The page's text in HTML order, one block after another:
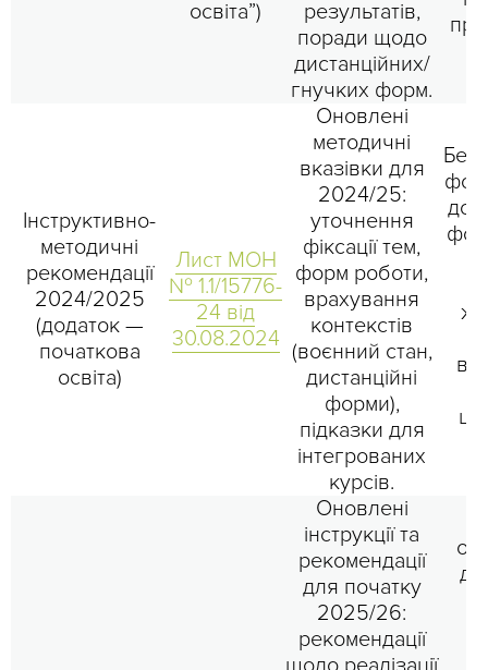
освіта”)
результатів,
поради щодо
дистанційних/
гнучких форм.
Інструктивно-
методичні
рекомендації
2024/2025
(додаток —
початкова
освіта)
Лист МОН
№ 1.1/15776-
24 від
30.08.2024
Оновлені
методичні
вказівки для
2024/25:
уточнення
фіксації тем,
форм роботи,
врахування
контекстів
(воєнний стан,
дистанційні
форми),
підказки для
інтегрованих
курсів.
до
Оновлені
інструкції та
рекомендації
для початку
2025/26:
рекомендації